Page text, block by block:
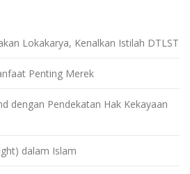
Lokakarya, Kenalkan Istilah DTLST
Penting Merek
dengan Pendekatan Hak Kekayaan
dalam Islam